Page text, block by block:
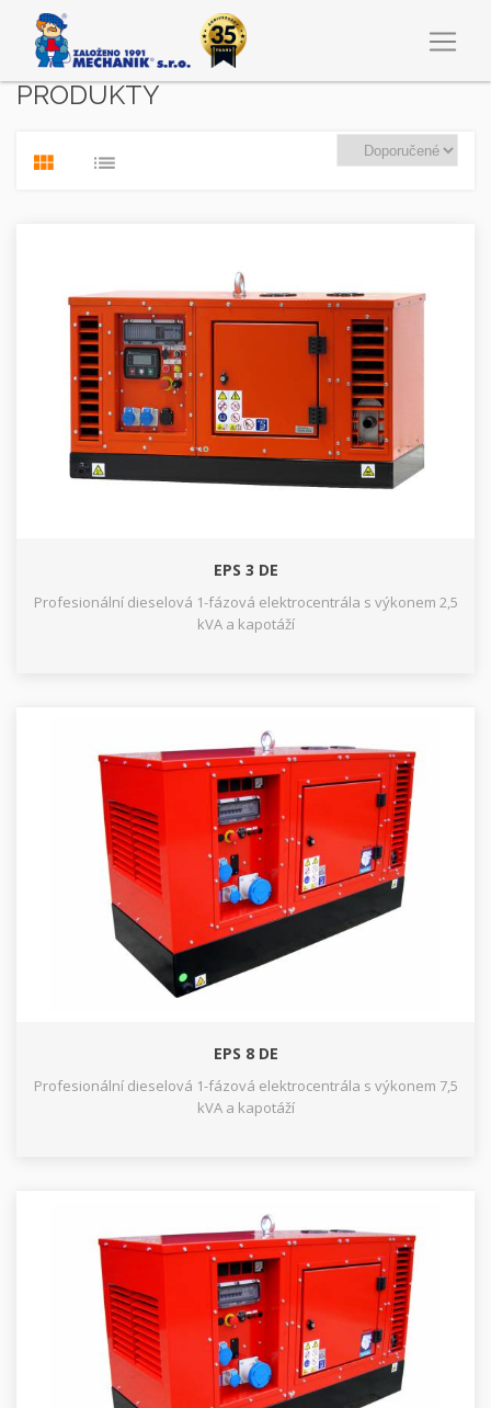
PRODUKTY
EPS 3 DE
Profesionální dieselová 1-fázová elektrocentrála s výkonem 2,5
kVA a kapotáží
EPS 8 DE
Profesionální dieselová 1-fázová elektrocentrála s výkonem 7,5
kVA a kapotáží